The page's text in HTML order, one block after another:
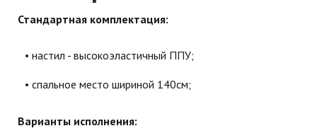
Стандартная комплектация:
настил - высокоэластичный ППУ;
спальное место шириной 140см;
Варианты исполнения: